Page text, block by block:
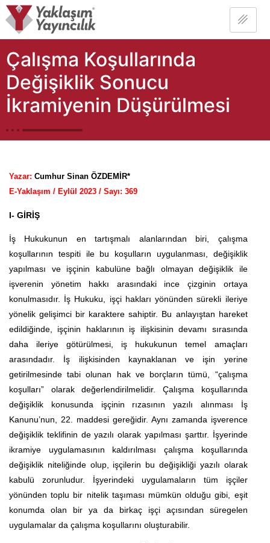
Çalışma Koşullarında
Değişiklik Sonucu
İkramiyenin Düşürülmesi
Yazar: Cumhur Sinan ÖZDEMİR*
E-Yaklaşım / Eylül 2023 / Sayı: 369
I- GİRİŞ
İş Hukukunun en tartışmalı alanlarından biri, çalışma
koşullarının tespiti ile bu koşulların uygulanması, değişiklik
yapılması ve işçinin kabulüne bağlı olmayan değişiklik ile
işverenin yönetim hakkı arasındaki ince çizginin ortaya
konulmasıdır. İş Hukuku, işçi hakları yönünden sürekli ileriye
yönelik gelişimci bir karaktere sahiptir. Bu anlayıştan hareket
edildiğinde, işçinin haklarının iş ilişkisinin devamı sırasında
daha ileriye götürülmesi, iş hukukunun temel amaçları
arasındadır. İş ilişkisinden kaynaklanan ve işin yerine
getirilmesinde tabi olunan hak ve borçların tümü, “çalışma
koşulları” olarak değerlendirilmelidir. Çalışma koşullarında
değişiklik konusunda işçinin rızasının yazılı alınması İş
Kanunu’nun, 22. maddesi gereğidir. Aynı zamanda işverence
değişiklik teklifinin de yazılı olarak yapılması şarttır. İşyerinde
ikramiye uygulamasının kaldırılması çalışma koşullarında
değişiklik niteliğinde olup, işçilerin bu değişikliği yazılı olarak
kabulü zorunludur. İşyerindeki uygulamaların tüm işçiler
yönünden toplu bir nitelik taşıması mümkün olduğu gibi, eşit
konumda olan bir ya da birkaç işçi açısından süregelen
uygulamalar da çalışma koşullarını oluşturabilir.